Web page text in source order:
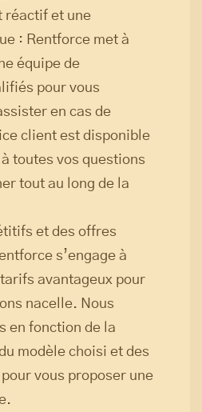
réactif et une
: Rentforce met à
équipe de
pour vous
en cas de
client est disponible
toutes vos questions
tout au long de la
et des offres
s’engage à
avantageux pour
nacelle. Nous
en fonction de la
modèle choisi et des
vous proposer une